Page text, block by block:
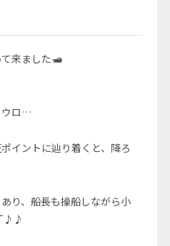
て来ました🛥
ウロ…
イントに辿り着くと、降ろ
り、船長も操船しながら小